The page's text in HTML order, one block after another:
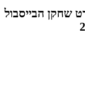
שחקן הבייסבול